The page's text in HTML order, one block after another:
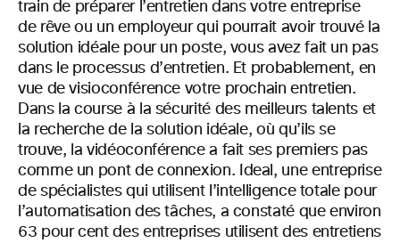
train de préparer l’entretien dans votre entreprise
de rêve ou un employeur qui pourrait avoir trouvé la
solution idéale pour un poste, vous avez fait un pas
dans le processus d’entretien. Et probablement, en
vue de visioconférence votre prochain entretien.
Dans la course à la sécurité des meilleurs talents et
la recherche de la solution idéale, où qu’ils se
trouve, la vidéoconférence a fait ses premiers pas
comme un pont de connexion. Ideal, une entreprise
de spécialistes qui utilisent l’intelligence totale pour
l’automatisation des tâches, a constaté que environ
63 pour cent des entreprises utilisent des entretiens